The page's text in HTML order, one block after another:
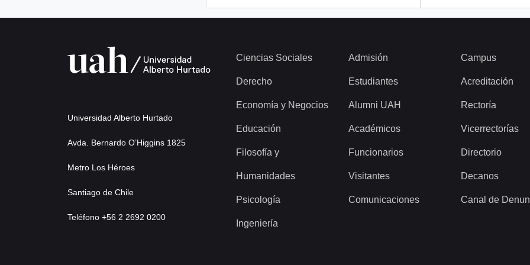
Universidad Alberto Hurtado
Avda. Bernardo O’Higgins 1825
Metro Los Héroes
Santiago de Chile
Teléfono +56 2 2692 0200
Ciencias Sociales
Derecho
Economía y Negocios
Educación
Filosofía y
Humanidades
Psicología
Ingeniería
Admisión
Estudiantes
Alumni UAH
Académicos
Funcionarios
Visitantes
Comunicaciones
Campus
Acreditación
Rectoría
Vicerrectorías
Directorio
Decanos
Canal de